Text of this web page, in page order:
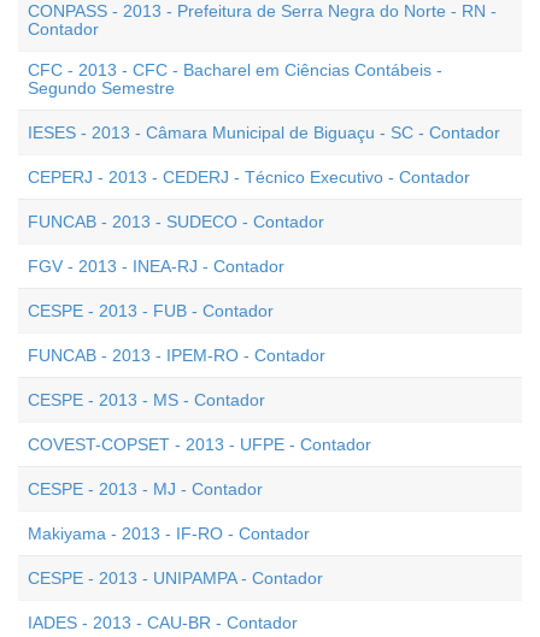
CONPASS - 2013 - Prefeitura de Serra Negra do Norte - RN -
Contador
CFC - 2013 - CFC - Bacharel em Ciências Contábeis -
Segundo Semestre
IESES - 2013 - Câmara Municipal de Biguaçu - SC - Contador
CEPERJ - 2013 - CEDERJ - Técnico Executivo - Contador
FUNCAB - 2013 - SUDECO - Contador
FGV - 2013 - INEA-RJ - Contador
CESPE - 2013 - FUB - Contador
FUNCAB - 2013 - IPEM-RO - Contador
CESPE - 2013 - MS - Contador
COVEST-COPSET - 2013 - UFPE - Contador
CESPE - 2013 - MJ - Contador
Makiyama - 2013 - IF-RO - Contador
CESPE - 2013 - UNIPAMPA - Contador
IADES - 2013 - CAU-BR - Contador